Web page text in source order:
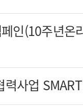
인(10주년
력사업